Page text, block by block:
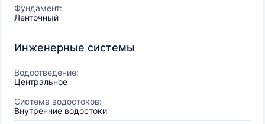
Фундамент:
Ленточный
Инженерные системы
Водоотведение:
Центральное
Система водостоков:
Внутренние водостоки